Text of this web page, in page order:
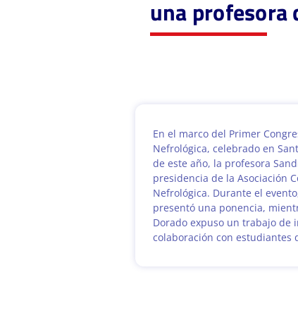
una profesora
En el marco del Primer
Nefrológica, celebrado en
de este año, la profesora
presidencia de la Asociación
Nefrológica. Durante el
presentó una ponencia,
Dorado expuso un trabajo de
colaboración con estudiantes